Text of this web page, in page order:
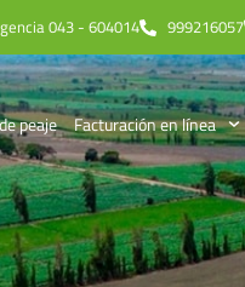
043 - 604014 999216057
peaje Facturación en línea